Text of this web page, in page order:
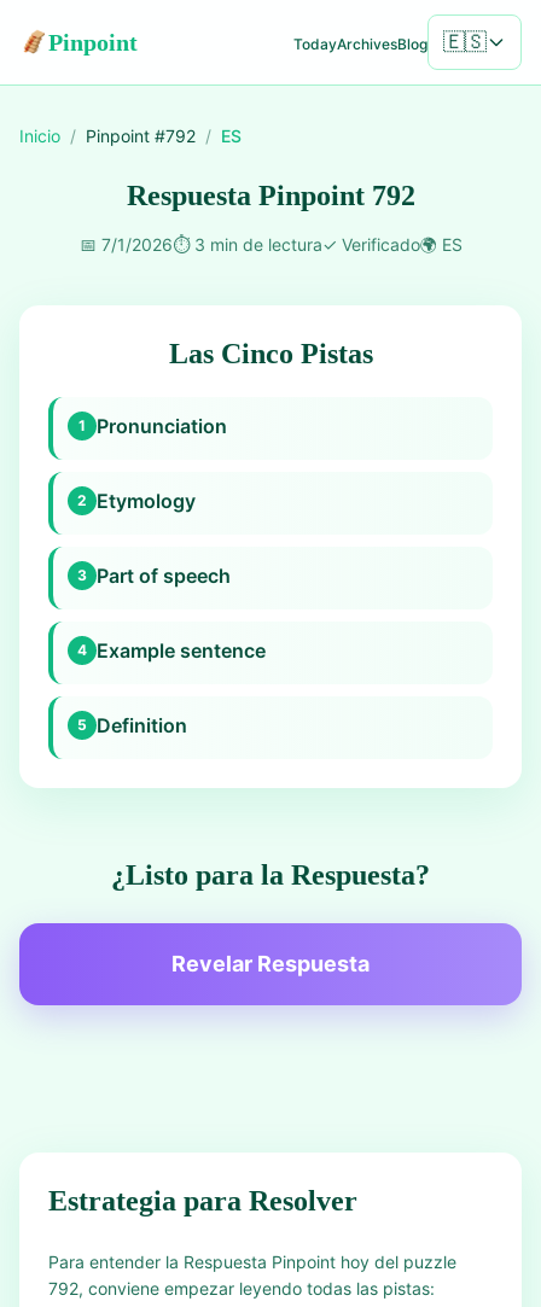
Pinpoint TodayArchivesBlog 🇪🇸
Inicio / Pinpoint #792 / ES
Respuesta Pinpoint 792
📅 7/1/2026⏱️ 3 min de lectura✓ Verificado🌍 ES
Las Cinco Pistas
1 Pronunciation
2 Etymology
3 Part of speech
4 Example sentence
5 Definition
¿Listo para la Respuesta?
Revelar Respuesta
Estrategia para Resolver
Para entender la Respuesta Pinpoint hoy del puzzle
792, conviene empezar leyendo todas las pistas: